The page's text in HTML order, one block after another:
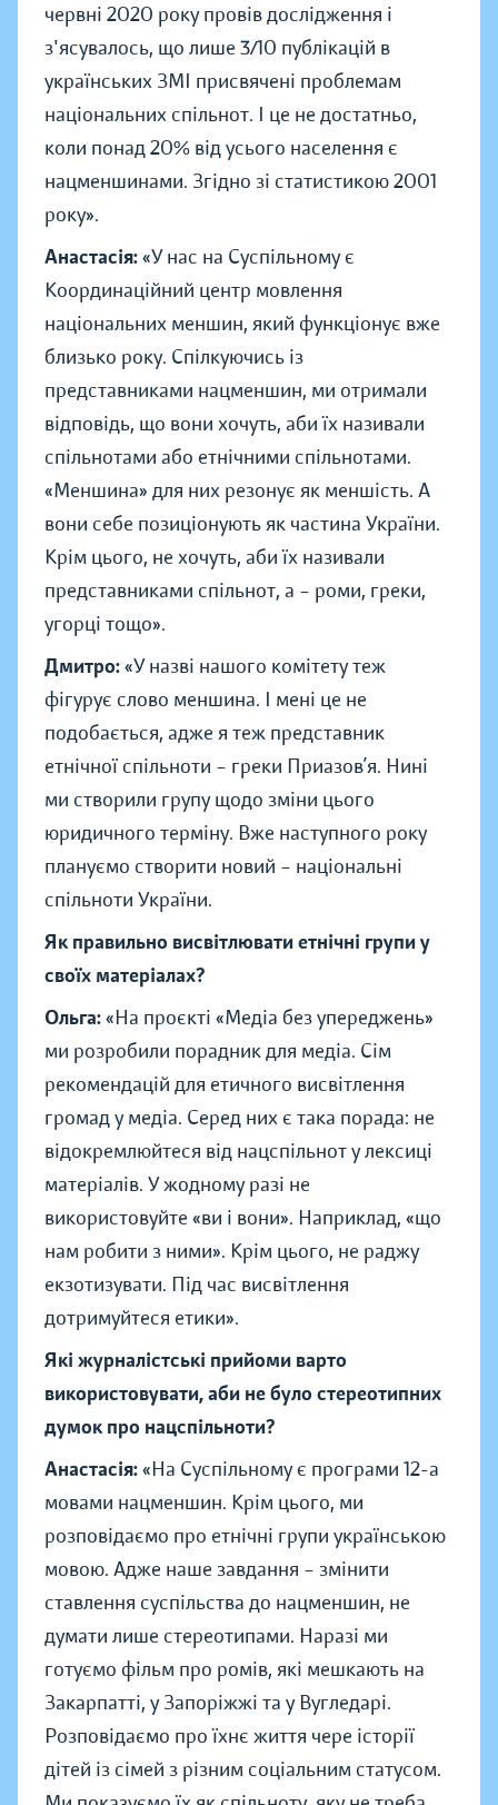
червні 2020 року провів дослідження і
з'ясувалось, що лише 3/10 публікацій в
українських ЗМІ присвячені проблемам
національних спільнот. І це не достатньо,
коли понад 20% від усього населення є
нацменшинами. Згідно зі статистикою 2001
року».
Анастасія:«У нас на Суспільному є
Координаційний центр мовлення
національних меншин, який функціонує вже
близько року. Спілкуючись із
представниками нацменшин, ми отримали
відповідь, що вони хочуть, аби їх називали
спільнотами або етнічними спільнотами.
«Меншина» для них резонує як меншість. А
вони себе позиціонують як частина України.
Крім цього, не хочуть, аби їх називали
представниками спільнот, а – роми, греки,
угорці тощо».
Дмитро:«У назві нашого комітету теж
фігурує слово меншина. І мені це не
подобається, адже я теж представник
етнічної спільноти – греки Приазов’я. Нині
ми створили групу щодо зміни цього
юридичного терміну. Вже наступного року
плануємо створити новий – національні
спільноти України.
Як правильно висвітлювати етнічні групи у
своїх матеріалах?
Ольга:«На проєкті «Медіа без упереджень»
ми розробили порадник для медіа. Сім
рекомендацій для етичного висвітлення
громад у медіа. Серед них є така порада: не
відокремлюйтеся від нацспільнот у лексиці
матеріалів. У жодному разі не
використовуйте «ви і вони». Наприклад, «що
нам робити з ними». Крім цього, не раджу
екзотизувати. Під час висвітлення
дотримуйтеся етики».
Які журналістські прийоми варто
використовувати, аби не було стереотипних
думок про нацспільноти?
Анастасія:«На Суспільному є програми 12-а
мовами нацменшин. Крім цього, ми
розповідаємо про етнічні групи українською
мовою. Адже наше завдання – змінити
ставлення суспільства до нацменшин, не
думати лише стереотипами. Наразі ми
готуємо фільм про ромів, які мешкають на
Закарпатті, у Запоріжжі та у Вугледарі.
Розповідаємо про їхнє життя чере історії
дітей із сімей з різним соціальним статусом.